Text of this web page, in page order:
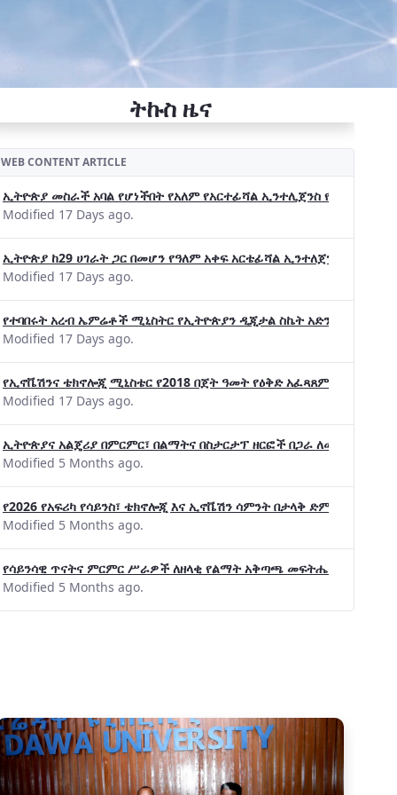
ትኩስ ዜና
WEB CONTENT ARTICLE
ኢትዮጵያ መስራች አባል የሆነችበት የአለም የአርተፊሻል ኢንተሊጀንስ የትብብር
Modified 17 Days ago.
ኢትዮጵያ ከ29 ሀገራት ጋር በመሆን የዓለም አቀፍ አርቴፊሻል ኢንተለጀንስ ትብብር
Modified 17 Days ago.
የተባበሩት አረብ ኤምሬቶች ሚኒስትር የኢትዮጵያን ዲጂታል ስኬት አድንቀዋል
Modified 17 Days ago.
የኢኖቬሽንና ቴክኖሎጂ ሚኒስቴር የ2018 በጀት ዓመት የዕቅድ አፈጻጸምና የቀጣይ
Modified 17 Days ago.
ኢትዮጵያና አልጄሪያ በምርምር፣ በልማትና በስታርታፕ ዘርፎች በጋራ ለመስራት መከሩ፡፡
Modified 5 Months ago.
የ2026 የአፍሪካ የሳይንስ፣ ቴክኖሎጂ እና ኢኖቬሽን ሳምንት በታላቅ ድምቀት
Modified 5 Months ago.
የሳይንሳዊ ጥናትና ምርምር ሥራዎች ለዘላቂ የልማት አቅጣጫ መፍትሔ ጠቋሚ
Modified 5 Months ago.